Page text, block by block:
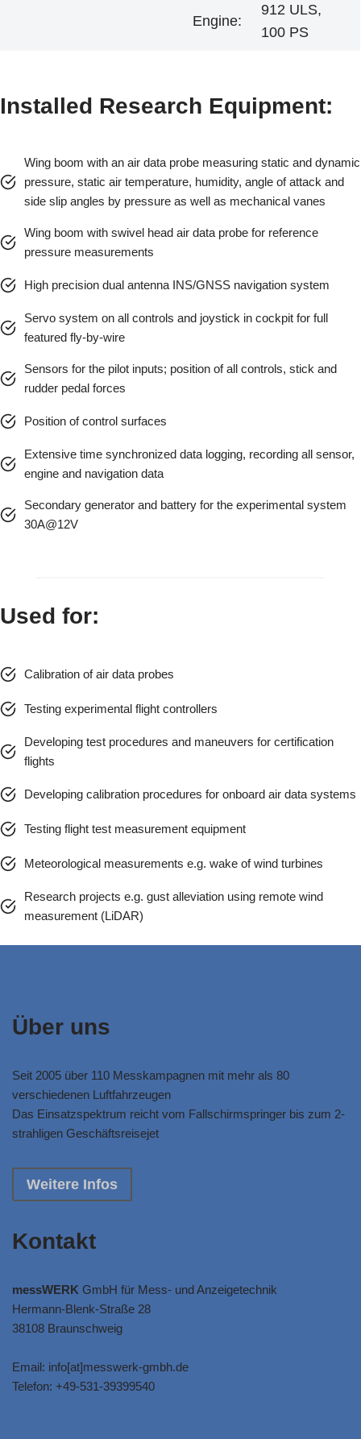
Engine:
912 ULS,
100 PS
Installed Research Equipment:
Wing boom with an air data probe measuring static and dynamic
pressure, static air temperature, humidity, angle of attack and
side slip angles by pressure as well as mechanical vanes
Wing boom with swivel head air data probe for reference
pressure measurements
High precision dual antenna INS/GNSS navigation system
Servo system on all controls and joystick in cockpit for full
featured fly-by-wire
Sensors for the pilot inputs; position of all controls, stick and
rudder pedal forces
Position of control surfaces
Extensive time synchronized data logging, recording all sensor,
engine and navigation data
Secondary generator and battery for the experimental system
30A@12V
Used for:
Calibration of air data probes
Testing experimental flight controllers
Developing test procedures and maneuvers for certification
flights
Developing calibration procedures for onboard air data systems
Testing flight test measurement equipment
Meteorological measurements e.g. wake of wind turbines
Research projects e.g. gust alleviation using remote wind
measurement (LiDAR)
Über uns
Seit 2005 über 110 Messkampagnen mit mehr als 80
verschiedenen Luftfahrzeugen
Das Einsatzspektrum reicht vom Fallschirmspringer bis zum 2-
strahligen Geschäftsreisejet
Weitere Infos
Kontakt
messWERK GmbH für Mess- und Anzeigetechnik
Hermann-Blenk-Straße 28
38108 Braunschweig
Email: info[at]messwerk-gmbh.de
Telefon: +49-531-39399540